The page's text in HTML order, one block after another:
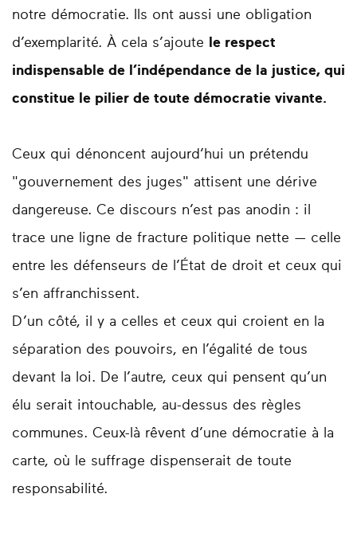
notre démocratie. Ils ont aussi une obligation
d’exemplarité. À cela s’ajoute
le respect
indispensable de l’indépendance de la justice, qui
constitue le pilier de toute démocratie vivante.
Ceux qui dénoncent aujourd’hui un prétendu
"gouvernement des juges" attisent une dérive
dangereuse. Ce discours n’est pas anodin : il
trace une ligne de fracture politique nette — celle
entre les défenseurs de l’État de droit et ceux qui
s’en affranchissent.
D’un côté, il y a celles et ceux qui croient en la
séparation des pouvoirs, en l’égalité de tous
devant la loi. De l’autre, ceux qui pensent qu’un
élu serait intouchable, au-dessus des règles
communes. Ceux-là rêvent d’une démocratie à la
carte, où le suffrage dispenserait de toute
responsabilité.